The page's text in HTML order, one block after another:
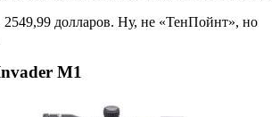
долларов. Ну, не «ТенПойнт», но
M1